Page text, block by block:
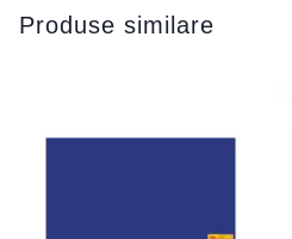
Produse similare